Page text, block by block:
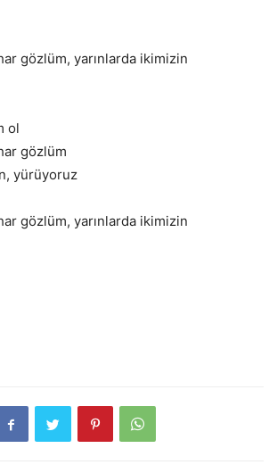
gözlüm, yarınlarda ikimizin
ol
gözlüm
yürüyoruz
gözlüm, yarınlarda ikimizin